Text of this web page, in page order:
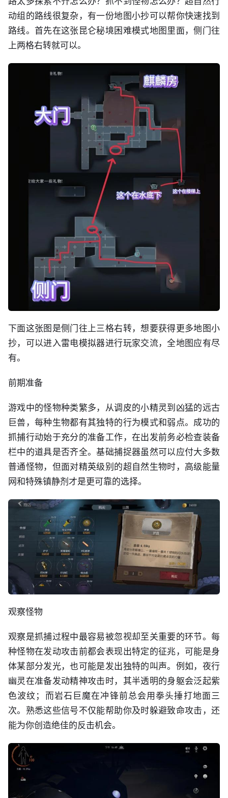
动组的路线很复杂，有一份地图小抄可以帮你快速找到
路线。首先在这张昆仑秘境困难模式地图里面，侧门往
上两格右转就可以。
下面这张图是侧门往上三格右转，想要获得更多地图小
抄，可以进入雷电模拟器进行玩家交流，全地图应有尽
有。
前期准备
游戏中的怪物种类繁多，从调皮的小精灵到凶猛的远古
巨兽，每种生物都有其独特的行为模式和弱点。成功的
抓捕行动始于充分的准备工作，在出发前务必检查装备
栏中的道具是否齐全。基础捕捉器虽然可以应付大多数
普通怪物，但面对精英级别的超自然生物时，高级能量
网和特殊镇静剂才是更可靠的选择。
观察怪物
观察是抓捕过程中最容易被忽视却至关重要的环节。每
种怪物在发动攻击前都会表现出特定的征兆，可能是身
体某部分发光，也可能是发出独特的叫声。例如，夜行
幽灵在准备发动精神攻击时，其半透明的身躯会泛起紫
色波纹；而岩石巨魔在冲锋前总会用拳头捶打地面三
次。熟悉这些信号不仅能帮助你及时躲避致命攻击，还
能为你创造绝佳的反击机会。